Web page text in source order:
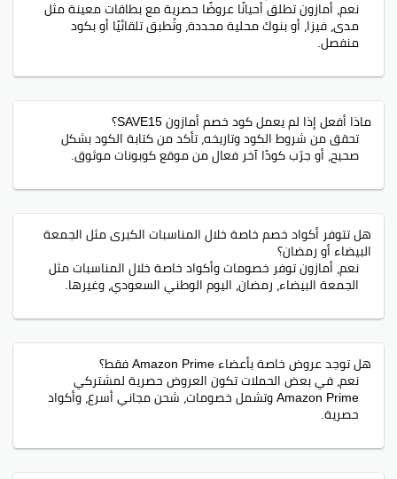
نعم، أمازون تطلق أحيانًا عروضًا حصرية مع بطاقات معينة مثل
مدى، فيزا، أو بنوك محلية محددة، وتُطبق تلقائيًا أو بكود
منفصل.
ماذا أفعل إذا لم يعمل كود خصم أمازون SAVE15؟
تحقق من شروط الكود وتاريخه، تأكد من كتابة الكود بشكل
صحيح، أو جرّب كودًا آخر فعال من موقع كوبونات موثوق.
هل تتوفر أكواد خصم خاصة خلال المناسبات الكبرى مثل الجمعة
البيضاء أو رمضان؟
نعم، أمازون توفر خصومات وأكواد خاصة خلال المناسبات مثل
الجمعة البيضاء، رمضان، اليوم الوطني السعودي، وغيرها.
هل توجد عروض خاصة بأعضاء Amazon Prime فقط؟
نعم، في بعض الحملات تكون العروض حصرية لمشتركي
Amazon Prime وتشمل خصومات، شحن مجاني أسرع، وأكواد
حصرية.